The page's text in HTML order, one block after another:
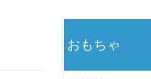
おもちゃ